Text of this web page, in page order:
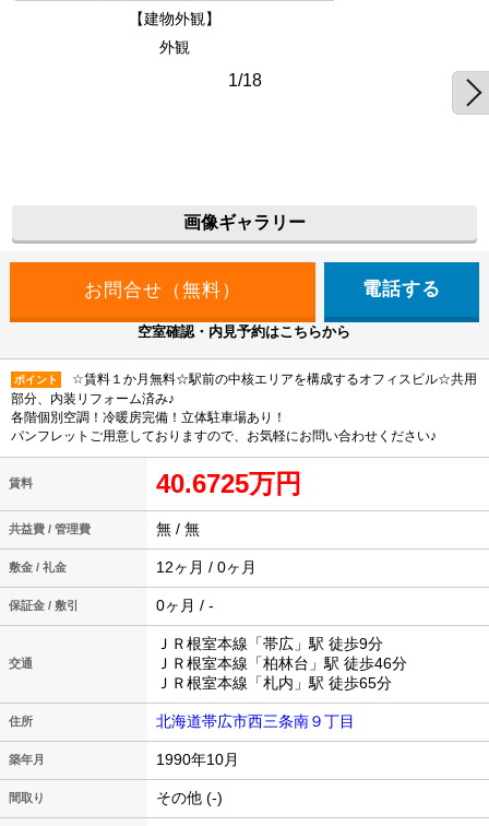
【建物外観】
外観
1/18
画像ギャラリー
電話する
空室確認・内見予約はこちらから
ポイント
☆賃料１か月無料☆駅前の中核エリアを構成するオフィスビル☆共用
部分、内装リフォーム済み♪
各階個別空調！冷暖房完備！立体駐車場あり！
パンフレットご用意しておりますので、お気軽にお問い合わせください♪
賃料 40.6725万円
共益費 / 管理費 無 / 無
敷金 / 礼金 12ヶ月 / 0ヶ月
保証金 / 敷引 0ヶ月 / -
交通
ＪＲ根室本線「帯広」駅 徒歩9分
ＪＲ根室本線「柏林台」駅 徒歩46分
ＪＲ根室本線「札内」駅 徒歩65分
住所 北海道帯広市西三条南９丁目
築年月 1990年10月
間取り その他 (-)